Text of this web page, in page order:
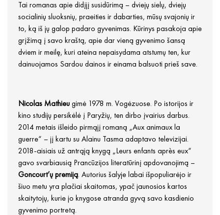
Tai romanas apie didįjį susidūrimą – dviejų sielų, dviejų
socialinių sluoksnių, praeities ir dabarties, mūsų svajonių ir
to, ką iš jų galop padaro gyvenimas. Kūrinys pasakoja apie
grįžimą į savo kraštą, apie dar vieną gyvenimo šansą
dviem ir meilę, kuri ateina nepaisydama atstumų ten, kur
dainuojamos Sardou dainos ir einama balsuoti prieš save.
Nicolas Mathieu gimė 1978 m. Vogėzuose. Po istorijos ir
kino studijų persikėlė į Paryžių, ten dirbo įvairius darbus.
2014 metais išleido pirmąjį romaną „Aux animaux la
guerre“ – jį kartu su Alainu Tasma adaptavo televizijai.
2018-aisiais už antrąją knygą „Leurs enfants après eux“
gavo svarbiausią Prancūzijos literatūrinį apdovanojimą –
Goncourt’ų premiją. Autorius šalyje labai išpopuliarėjo ir
šiuo metu yra plačiai skaitomas, ypač jaunosios kartos
skaitytojų, kurie jo knygose atranda gyvą savo kasdienio
gyvenimo portretą.